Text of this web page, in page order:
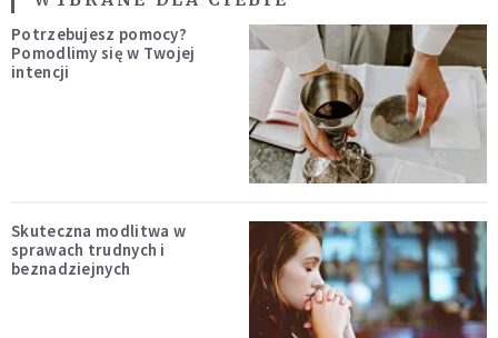
Potrzebujesz pomocy?
Pomodlimy się w Twojej
intencji
Skuteczna modlitwa w
sprawach trudnych i
beznadziejnych